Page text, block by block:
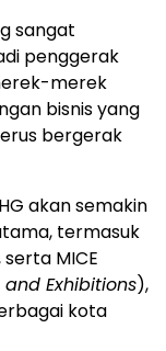
sangat
penggerak
merek
bisnis yang
bergerak
akan semakin
termasuk
serta MICE
Exhibitions),
kota